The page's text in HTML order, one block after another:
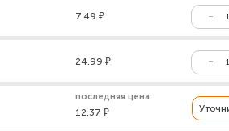
7.49 ₽
24.99 ₽
последняя цена:
12.37 ₽